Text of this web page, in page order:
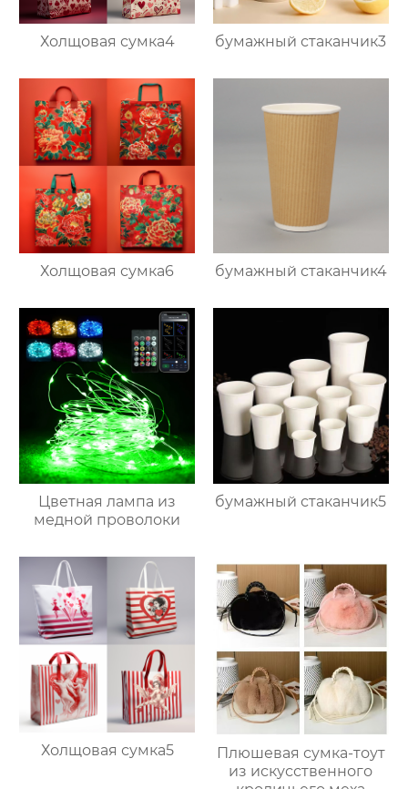
Холщовая сумка4 бумажный стаканчик3
Холщовая сумка6 бумажный стаканчик4
Цветная лампа из
медной проволоки
бумажный стаканчик5
Холщовая сумка5
Плюшевая сумка-тоут
из искусственного